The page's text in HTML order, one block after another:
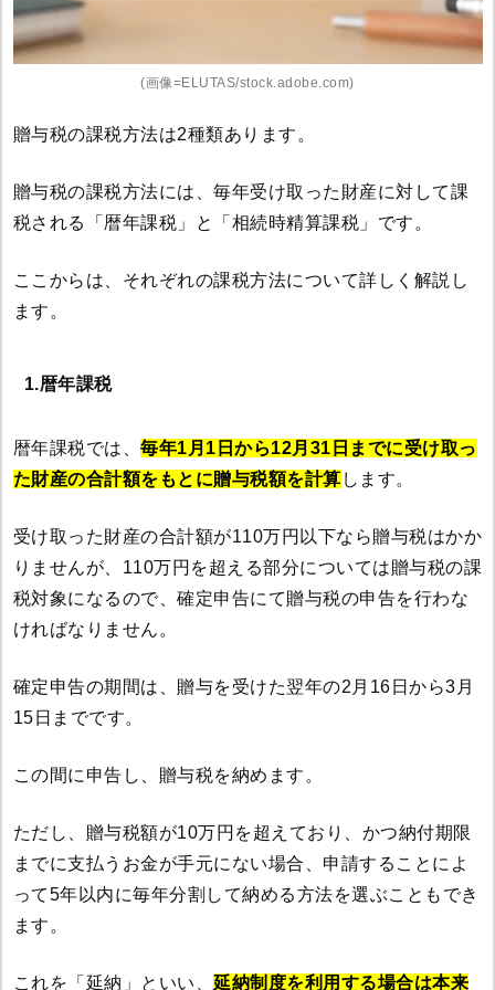
(画像=ELUTAS/stock.adobe.com)
贈与税の課税方法は2種類あります。
贈与税の課税方法には、毎年受け取った財産に対して課
税される「暦年課税」と「相続時精算課税」です。
ここからは、それぞれの課税方法について詳しく解説し
ます。
1.暦年課税
暦年課税では、 毎年1月1日から12月31日までに受け取っ
た財産の合計額をもとに贈与税額を計算 します。
受け取った財産の合計額が110万円以下なら贈与税はかか
りませんが、110万円を超える部分については贈与税の課
税対象になるので、確定申告にて贈与税の申告を行わな
ければなりません。
確定申告の期間は、贈与を受けた翌年の2月16日から3月
15日までです。
この間に申告し、贈与税を納めます。
ただし、贈与税額が10万円を超えており、かつ納付期限
までに支払うお金が手元にない場合、申請することによ
って5年以内に毎年分割して納める方法を選ぶこともでき
ます。
これを「延納」といい、 延納制度を利用する場合は本来